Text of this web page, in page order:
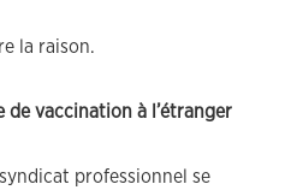
la raison.
de vaccination à l’étranger
professionnel se